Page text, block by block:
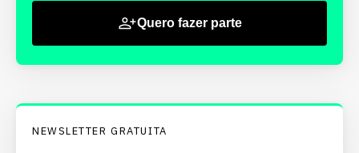
Quero fazer parte
NEWSLETTER GRATUITA